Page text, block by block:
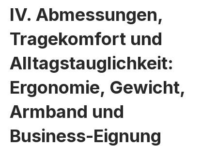
IV. Abmessungen,
Tragekomfort und
Alltagstauglichkeit:
Ergonomie, Gewicht,
Armband und
Business-Eignung